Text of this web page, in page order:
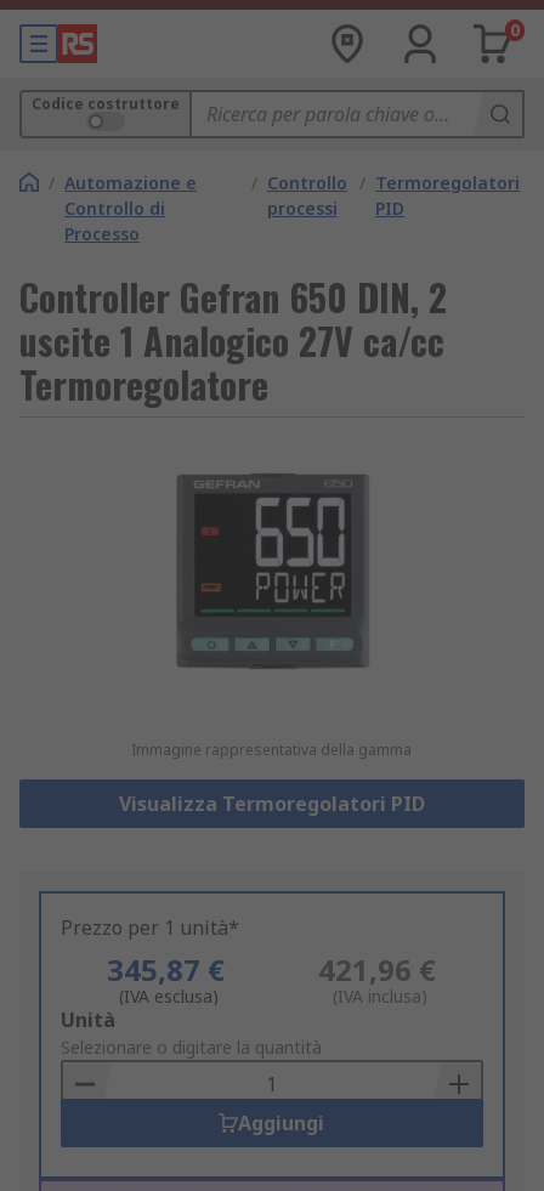
0
Codice costruttore
/ Automazione e
Controllo di
Processo
/ Controllo
processi
/ Termoregolatori
PID
Controller Gefran 650 DIN, 2
uscite 1 Analogico 27V ca/cc
Termoregolatore
Immagine rappresentativa della gamma
Visualizza Termoregolatori PID
Prezzo per 1 unità*
345,87 €
(IVA esclusa)
421,96 €
(IVA inclusa)
Add
to
Basket
Unità
Selezionare o digitare la quantità
Aggiungi